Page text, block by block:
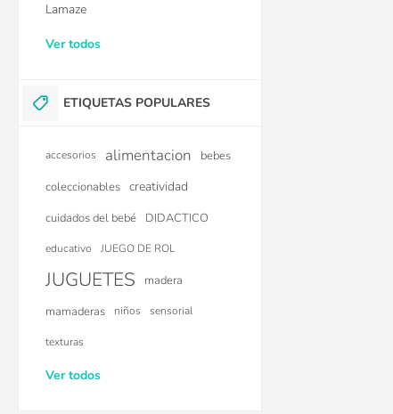
Lamaze
Ver todos
ETIQUETAS POPULARES
accesorios alimentacion bebes
coleccionables creatividad
cuidados del bebé DIDACTICO
educativo JUEGO DE ROL
JUGUETES madera
mamaderas niños sensorial
texturas
Ver todos